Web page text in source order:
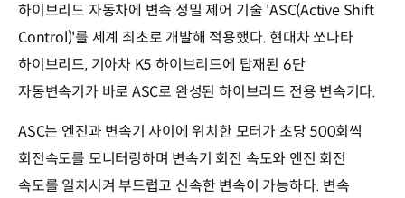
하이브리드 자동차에 변속 정밀 제어 기술 'ASC(Active Shift
Control)'를 세계 최초로 개발해 적용했다. 현대차 쏘나타
하이브리드, 기아차 K5 하이브리드에 탑재된 6단
자동변속기가 바로 ASC로 완성된 하이브리드 전용 변속기다.
ASC는 엔진과 변속기 사이에 위치한 모터가 초당 500회씩
회전속도를 모니터링하며 변속기 회전 속도와 엔진 회전
속도를 일치시켜 부드럽고 신속한 변속이 가능하다. 변속